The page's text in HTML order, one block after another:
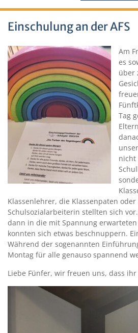
Einschulung an der AFS
Am
es
über
Tag
nicht
Klassenlehrer, die Klassenpaten
Schulsozialarbeiterin stellten sich
dann in die mit Spannung
konnten sich etwas beschnuppern.
Während der sogenannten
Montag für alle genauso spannend
Liebe Fünfer, wir freuen uns, dass ihr